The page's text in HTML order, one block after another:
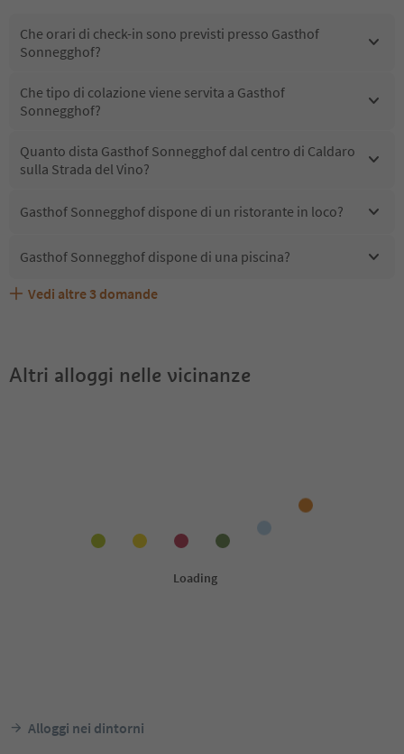
Che orari di check-in sono previsti presso Gasthof
Sonnegghof?
Che tipo di colazione viene servita a Gasthof
Sonnegghof?
Quanto dista Gasthof Sonnegghof dal centro di Caldaro
sulla Strada del Vino?
Gasthof Sonnegghof dispone di un ristorante in loco?
Gasthof Sonnegghof dispone di una piscina?
Gasthof Sonnegghof accetta animali domestici?
Quali servizi/attività sono disponibili presso Gasthof
Gli ospiti di Gasthof Sonnegghof ricevono l'Alto Adige
Vedi altre 3 domande
Altri alloggi nelle vicinanze
Alloggi nei dintorni